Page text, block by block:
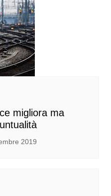
migliora ma
2019